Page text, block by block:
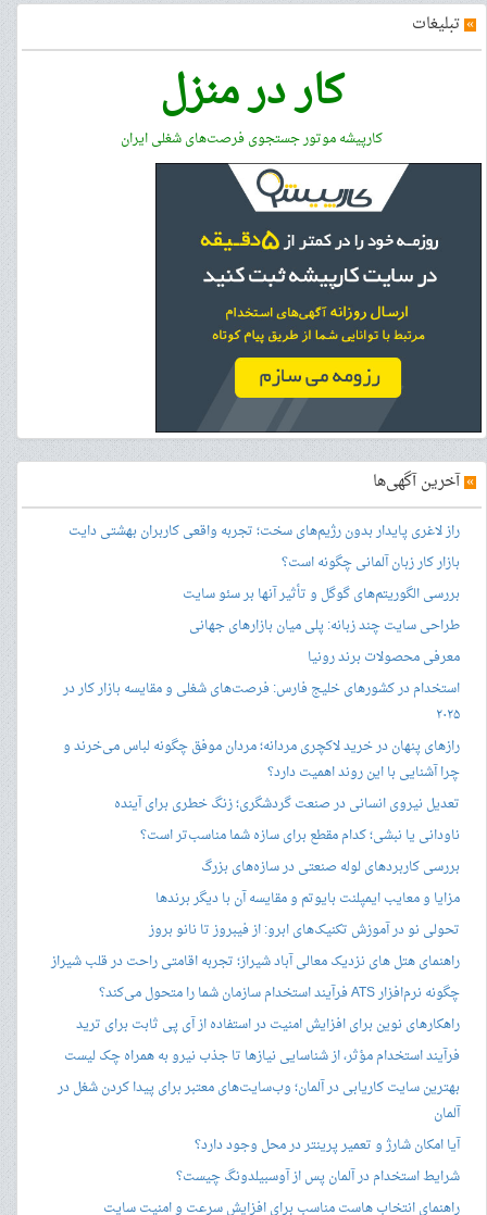
» تبلیغات
کار در منزل
کارپیشه موتور جستجوی فرصت‌های شغلی ایران
»آخرین آگهی‌ها
راز لاغری پایدار بدون رژیم‌های سخت؛ تجربه واقعی کاربران بهشتی دایت
بازار کار زبان آلمانی چگونه است؟
بررسی الگوریتم‌های گوگل و تأثیر آنها بر سئو سایت
طراحی سایت چند زبانه: پلی میان بازارهای جهانی
معرفی محصولات برند رونیا
استخدام در کشورهای خلیج فارس: فرصت‌های شغلی و مقایسه بازار کار در
۲۰۲۵
رازهای پنهان در خرید لاکچری مردانه؛ مردان موفق چگونه لباس می‌خرند و
چرا آشنایی با این روند اهمیت دارد؟
تعدیل نیروی انسانی در صنعت گردشگری؛ زنگ خطری برای آینده
ناودانی یا نبشی؛ کدام مقطع برای سازه شما مناسب‌تر است؟
بررسی کاربردهای لوله صنعتی در سازه‌های بزرگ
مزایا و معایب ایمپلنت بایوتم و مقایسه آن با دیگر برندها
تحولی نو در آموزش تکنیک‌های ابرو: از فیبروز تا نانو بروز
راهنمای هتل های نزدیک معالی آباد شیراز؛ تجربه اقامتی راحت در قلب شیراز
چگونه نرم‌افزار ATS فرآیند استخدام سازمان شما را متحول می‌کند؟
راهکارهای نوین برای افزایش امنیت در استفاده از آی پی ثابت برای ترید
فرآیند استخدام مؤثر، از شناسایی نیازها تا جذب نیرو به همراه چک لیست
بهترین سایت کاریابی در آلمان؛ وب‌سایت‌های معتبر برای پیدا کردن شغل در
آلمان
آیا امکان شارژ و تعمیر پرینتر در محل وجود دارد؟
شرایط استخدام در آلمان پس از آوسبیلدونگ چیست؟
راهنمای انتخاب هاست مناسب برای افزایش سرعت و امنیت سایت